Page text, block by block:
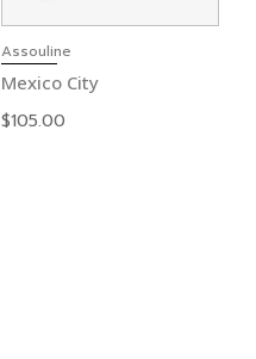
Assouline
Mexico City
$105.00